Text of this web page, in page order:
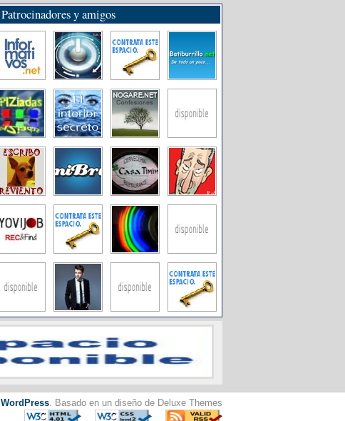
Patrocinadores y amigos
WordPress. Basado en un diseño de Deluxe Themes